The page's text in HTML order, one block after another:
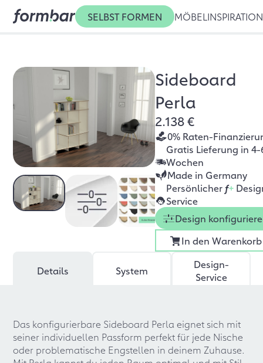
SELBST FORMEN MÖBEL INSPIRATION
Sideboard
Perla
2.138 €
0% Raten-
Gratis Lieferung in 4-
Wochen
Made in Germany
Persönlicher f+
Service
Design
In den Warenkorb
Details System
Design-
Service
Das konfigurierbare Sideboard Perla eignet sich mit
seiner individuellen Passform perfekt für jede Nische
oder problematische Engstellen in deinem Zuhause.